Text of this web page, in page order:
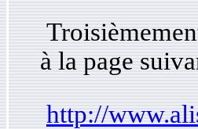
à la page
http://